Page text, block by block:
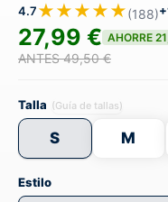
4.7★★★★★(188)
27,99 € AHORRE
ANTES 49,50 €
Talla (Guía de tallas)
S M
Estilo